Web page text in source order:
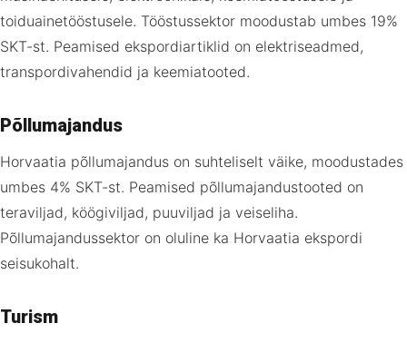
toiduainetööstusele. Tööstussektor moodustab umbes 19%
SKT-st. Peamised ekspordiartiklid on elektriseadmed,
transpordivahendid ja keemiatooted.
Põllumajandus
Horvaatia põllumajandus on suhteliselt väike, moodustades
umbes 4% SKT-st. Peamised põllumajandustooted on
teraviljad, köögiviljad, puuviljad ja veiseliha.
Põllumajandussektor on oluline ka Horvaatia ekspordi
seisukohalt.
Turism